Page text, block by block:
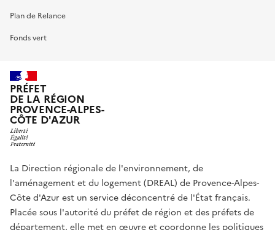
Plan de Relance
Fonds vert
PRÉFET
DE LA RÉGION
PROVENCE-ALPES-
CÔTE D'AZUR
La Direction régionale de l'environnement, de
l'aménagement et du logement (DREAL) de Provence-Alpes-
Côte d'Azur est un service déconcentré de l'État français.
Placée sous l'autorité du préfet de région et des préfets de